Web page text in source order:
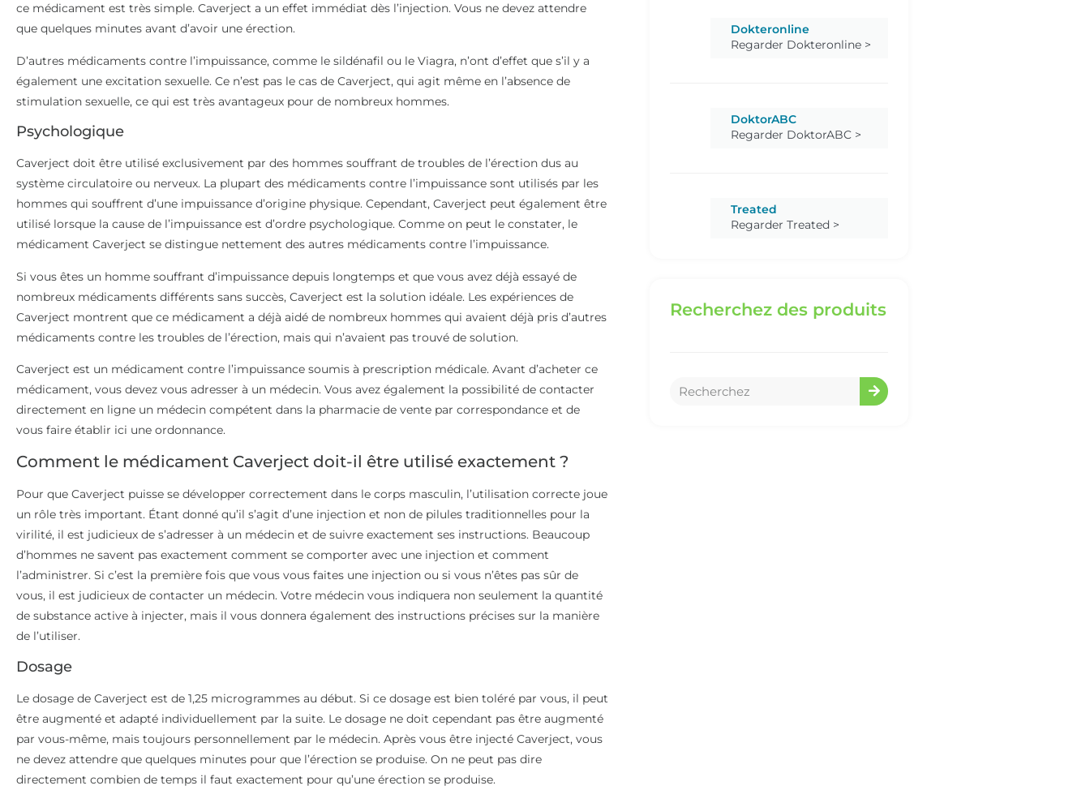
ce médicament est très simple. Caverject a un effet immédiat dès l’injection. Vous ne devez attendre
que quelques minutes avant d’avoir une érection.
D’autres médicaments contre l’impuissance, comme le sildénafil ou le Viagra, n’ont d’effet que s’il y a
également une excitation sexuelle. Ce n’est pas le cas de Caverject, qui agit même en l’absence de
stimulation sexuelle, ce qui est très avantageux pour de nombreux hommes.
Psychologique
Caverject doit être utilisé exclusivement par des hommes souffrant de troubles de l’érection dus au
système circulatoire ou nerveux. La plupart des médicaments contre l’impuissance sont utilisés par les
hommes qui souffrent d’une impuissance d’origine physique. Cependant, Caverject peut également être
utilisé lorsque la cause de l’impuissance est d’ordre psychologique. Comme on peut le constater, le
médicament Caverject se distingue nettement des autres médicaments contre l’impuissance.
Si vous êtes un homme souffrant d’impuissance depuis longtemps et que vous avez déjà essayé de
nombreux médicaments différents sans succès, Caverject est la solution idéale. Les expériences de
Caverject montrent que ce médicament a déjà aidé de nombreux hommes qui avaient déjà pris d’autres
médicaments contre les troubles de l’érection, mais qui n’avaient pas trouvé de solution.
Caverject est un médicament contre l’impuissance soumis à prescription médicale. Avant d’acheter ce
médicament, vous devez vous adresser à un médecin. Vous avez également la possibilité de contacter
directement en ligne un médecin compétent dans la pharmacie de vente par correspondance et de
vous faire établir ici une ordonnance.
Comment le médicament Caverject doit-il être utilisé exactement ?
Pour que Caverject puisse se développer correctement dans le corps masculin, l’utilisation correcte joue
un rôle très important. Étant donné qu’il s’agit d’une injection et non de pilules traditionnelles pour la
virilité, il est judicieux de s’adresser à un médecin et de suivre exactement ses instructions. Beaucoup
d’hommes ne savent pas exactement comment se comporter avec une injection et comment
l’administrer. Si c’est la première fois que vous vous faites une injection ou si vous n’êtes pas sûr de
vous, il est judicieux de contacter un médecin. Votre médecin vous indiquera non seulement la quantité
de substance active à injecter, mais il vous donnera également des instructions précises sur la manière
de l’utiliser.
Dosage
Le dosage de Caverject est de 1,25 microgrammes au début. Si ce dosage est bien toléré par vous, il peut
être augmenté et adapté individuellement par la suite. Le dosage ne doit cependant pas être augmenté
par vous-même, mais toujours personnellement par le médecin. Après vous être injecté Caverject, vous
ne devez attendre que quelques minutes pour que l’érection se produise. On ne peut pas dire
directement combien de temps il faut exactement pour qu’une érection se produise.
Dokteronline
Regarder Dokteronline >
DoktorABC
Regarder DoktorABC >
Treated
Regarder Treated >
Recherchez des produits